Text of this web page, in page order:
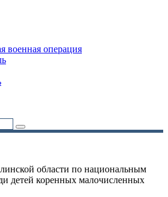
военная операция
области по национальным
детей коренных малочисленных